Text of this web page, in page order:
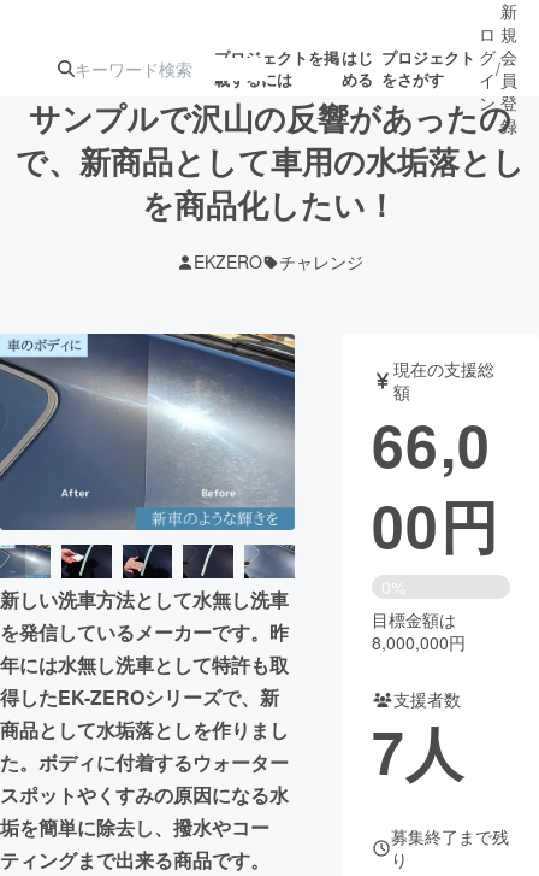
プロジェクトを掲
載するには
はじ
める
プロジェクト
をさがす
注目のリ 注目の新着プロ 募集終了が近いプ
テクノロジー・ガジェット
映像・映画 書籍・雑誌
ビジネス・起業 チャレンジ
まちづくり・地域活性化
CAMPFIRE for Social Good
CAMPFIRE Creation
CAMPFIREふるさと納税machi-ya コミュニティ
ロ
グ
イ
ン
/
新
規
会
員
登
録
サンプルで沢山の反響があったの
で、新商品として車用の水垢落とし
を商品化したい！
EKZERO チャレンジ
新しい洗車方法として水無し洗車
を発信しているメーカーです。昨
年には水無し洗車として特許も取
得したEK-ZEROシリーズで、新
商品として水垢落としを作りまし
た。ボディに付着するウォーター
スポットやくすみの原因になる水
垢を簡単に除去し、撥水やコー
ティングまで出来る商品です。
現在の支援総
額
66,0
00円
0%
目標金額は
8,000,000円
支援者数
7人
募集終了まで残
り